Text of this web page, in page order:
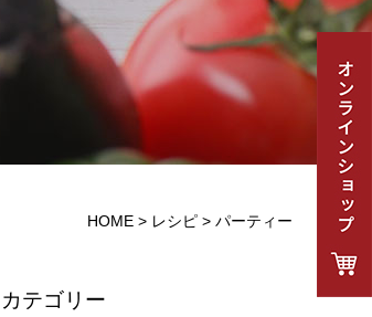
HOME > レシピ > パーティー
カテゴリー